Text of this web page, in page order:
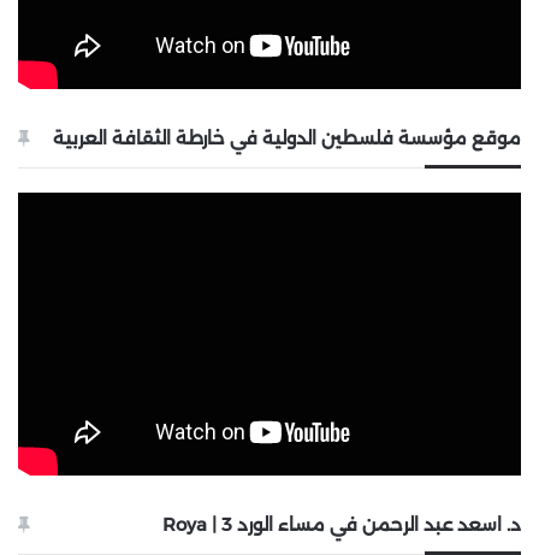
موقع مؤسسة فلسطين الدولية في خارطة الثقافة العربية
د. اسعد عبد الرحمن في مساء الورد 3 | Roya